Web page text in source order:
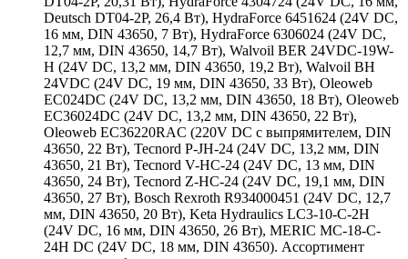
Deutsch DT04-2P, 26,4 Вт), HydraForce 6451624 (24V DC,
16 мм, DIN 43650, 7 Вт), HydraForce 6306024 (24V DC,
12,7 мм, DIN 43650, 14,7 Вт), Walvoil BER 24VDC-19W-
H (24V DC, 13,2 мм, DIN 43650, 19,2 Вт), Walvoil BH
24VDC (24V DC, 19 мм, DIN 43650, 33 Вт), Oleoweb
EC024DC (24V DC, 13,2 мм, DIN 43650, 18 Вт), Oleoweb
EC36024DC (24V DC, 13,2 мм, DIN 43650, 22 Вт),
Oleoweb EC36220RAC (220V DC с выпрямителем, DIN
43650, 22 Вт), Tecnord P-JH-24 (24V DC, 13,2 мм, DIN
43650, 21 Вт), Tecnord V-HC-24 (24V DC, 13 мм, DIN
43650, 24 Вт), Tecnord Z-HC-24 (24V DC, 19,1 мм, DIN
43650, 27 Вт), Bosch Rexroth R934000451 (24V DC, 12,7
мм, DIN 43650, 20 Вт), Keta Hydraulics LC3-10-C-2H
(24V DC, 16 мм, DIN 43650, 26 Вт), MERIC MC-18-C-
24H DC (24V DC, 18 мм, DIN 43650). Ассортимент